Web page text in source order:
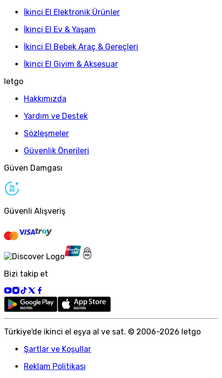
İkinci El Elektronik Ürünler
İkinci El Ev & Yaşam
İkinci El Bebek Araç & Gereçleri
İkinci El Giyim & Aksesuar
letgo
Hakkımızda
Yardım ve Destek
Sözleşmeler
Güvenlik Önerileri
Güven Damgası
Güvenli Alışveriş
Bizi takip et
Türkiye'de ikinci el eşya al ve sat. © 2006-2026 letgo
Şartlar ve Koşullar
Reklam Politikası